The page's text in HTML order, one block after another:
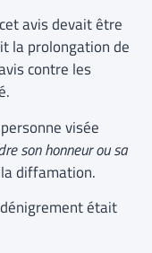
avis devait être
la prolongation de
contre les
visée
son honneur ou sa
diffamation.
était